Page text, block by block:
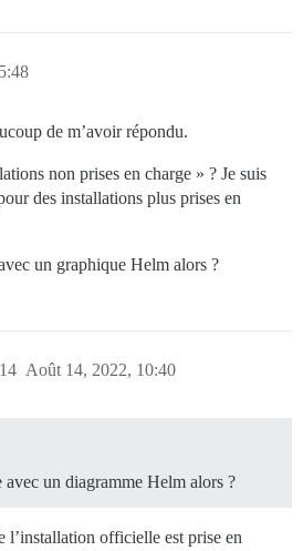
de m’avoir répondu.
non prises en charge » ? Je suis
des installations plus prises en
un graphique Helm alors ?
Août 14, 2022, 10:40
14
un diagramme Helm alors ?
l’installation officielle est prise en